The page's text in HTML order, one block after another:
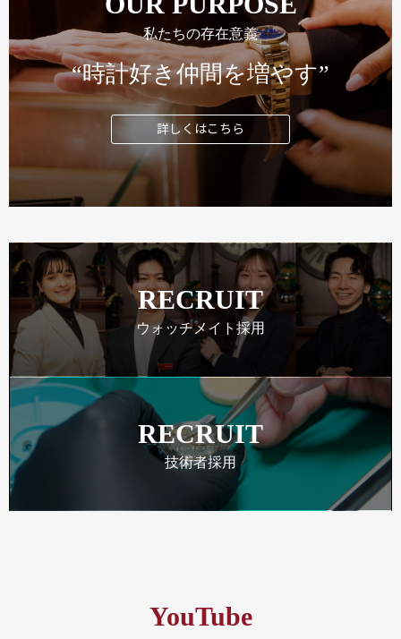
私たちの存在意義
“時計好き仲間を増やす”
詳しくはこちら
RECRUIT
ウォッチメイト採用
RECRUIT
技術者採用
YouTube